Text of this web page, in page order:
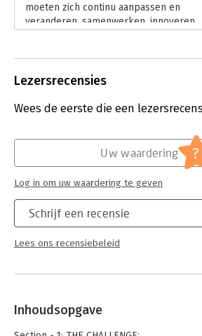
moeten zich continu aanpassen en
veranderen, samenwerken, innoveren
Lezersrecensies
Wees de eerste die een
Schrijf een recensie
Lees ons recensiebeleid
Uw waardering ?
Log in om uw waardering te geven
Inhoudsopgave